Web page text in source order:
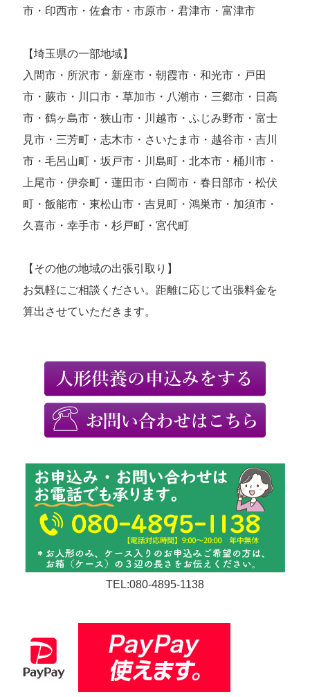
市・印西市・佐倉市・市原市・君津市・富津市
【埼玉県の一部地域】
入間市・所沢市・新座市・朝霞市・和光市・戸田
市・蕨市・川口市・草加市・八潮市・三郷市・日高
市・鶴ヶ島市・狭山市・川越市・ふじみ野市・富士
見市・三芳町・志木市・さいたま市・越谷市・吉川
市・毛呂山町・坂戸市・川島町・北本市・桶川市・
上尾市・伊奈町・蓮田市・白岡市・春日部市・松伏
町・飯能市・東松山市・吉見町・鴻巣市・加須市・
久喜市・幸手市・杉戸町・宮代町
【その他の地域の出張引取り】
お気軽にご相談ください。距離に応じて出張料金を
算出させていただきます。
TEL:080-4895-1138